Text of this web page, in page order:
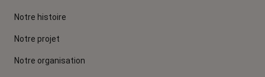
Notre histoire
Notre projet
Notre organisation